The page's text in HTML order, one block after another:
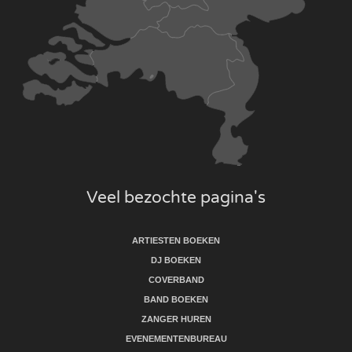
Veel bezochte pagina's
ARTIESTEN BOEKEN
DJ BOEKEN
COVERBAND
BAND BOEKEN
ZANGER HUREN
EVENEMENTENBUREAU